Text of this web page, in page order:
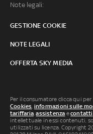
Note legali:
GESTIONE COOKIE
NOTE LEGALI
OFFERTA SKY MEDIA
Per il consumatore clicca qui
Cookies informazioni sulle
tariffaria ,assistenza econtatti
intellettuale in essi contenuti,
utilizzati su licenza. Copyright